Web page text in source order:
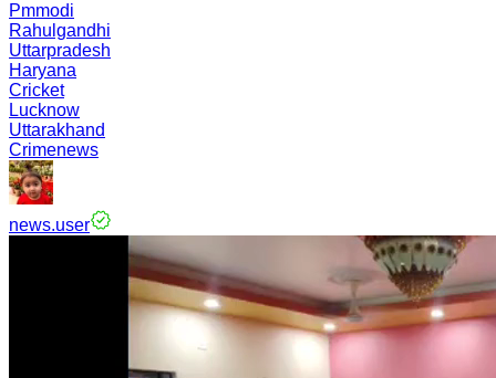
Pmmodi
Rahulgandhi
Uttarpradesh
Haryana
Cricket
Lucknow
Uttarakhand
Crimenews
news.user